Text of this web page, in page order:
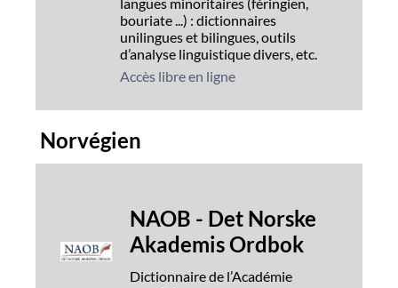
bouriate ...) : dictionnaires
unilingues et bilingues, outils
d’analyse linguistique divers, etc.
Accès libre en ligne
Norvégien
NAOB - Det Norske
Akademis Ordbok
Dictionnaire de l’Académie